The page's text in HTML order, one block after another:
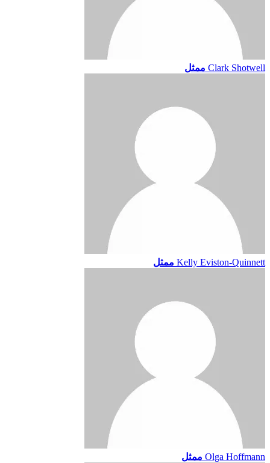
Clark Shotwell ممثل
Kelly Eviston-Quinnett ممثل
Olga Hoffmann ممثل